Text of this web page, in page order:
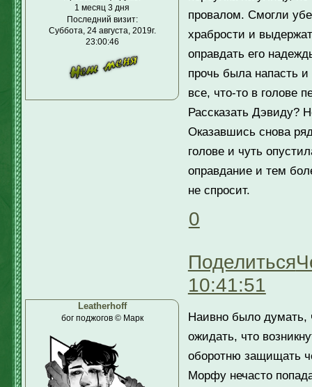
1 месяц 3 дня
Последний визит:
Суббота, 24 августа, 2019г.
23:00:46
провалом. Смогли
храбрости и
оправдать его
прочь была напасть и
все, что-то в голове
Рассказать Дэвиду?
Оказавшись снова
голове и чуть
оправдание и тем
не спросит.
0
Поделиться
10:41:51
Leatherhoff
бог поджогов © Марк
Наивно было думать,
ожидать, что
оборотню защищать
Морфу нечасто